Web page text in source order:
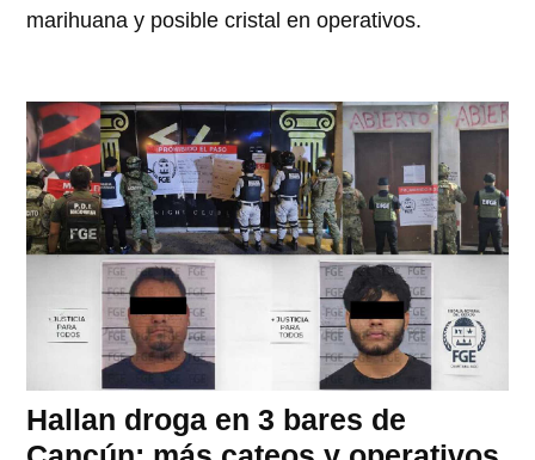
marihuana y posible cristal en operativos.
Hallan droga en 3 bares de